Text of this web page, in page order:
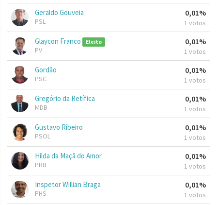
Geraldo Gouveia
PSL
0,01%
1 votos
Glaycon Franco Eleito
PV
0,01%
1 votos
Gordão
PSC
0,01%
1 votos
Gregório da Retífica
MDB
0,01%
1 votos
Gustavo Ribeiro
PSOL
0,01%
1 votos
Hilda da Maçã do Amor
PRB
0,01%
1 votos
Inspetor Willian Braga
PHS
0,01%
1 votos